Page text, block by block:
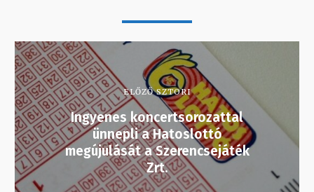
ELŐZŐ SZTORI
Ingyenes koncertsorozattal
ünnepli a Hatoslottó
megújulását a Szerencsejáték
Zrt.